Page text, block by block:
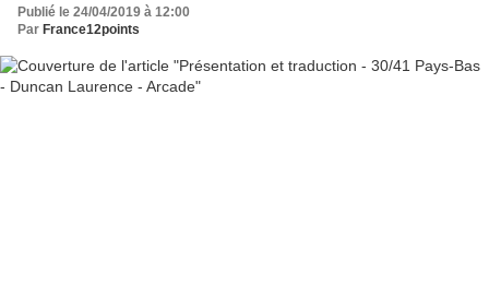
Publié le 24/04/2019 à 12:00
Par France12points